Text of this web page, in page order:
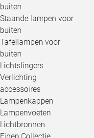
buiten
Staande lampen voor
buiten
Tafellampen voor
buiten
Lichtslingers
Verlichting
accessoires
Lampenkappen
Lampenvoeten
Lichtbronnen